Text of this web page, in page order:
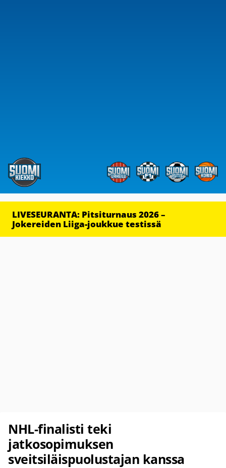
LIVESEURANTA: Pitsiturnaus 2026 –
Jokereiden Liiga-joukkue testissä
NHL-finalisti teki
jatkosopimuksen
sveitsiläispuolustajan kanssa